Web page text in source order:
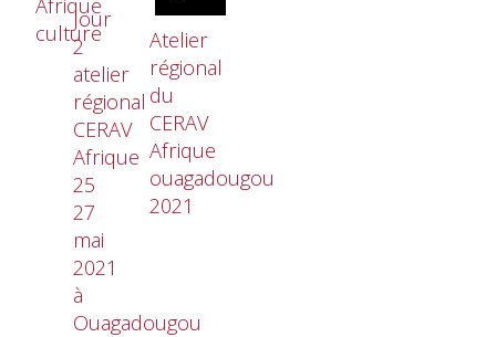
Afrique
culture
Jour
2
atelier
régional
CERAV
Afrique
25
27
mai
2021
à
Ouagadougou
Atelier
régional
du
CERAV
Afrique
ouagadougou
2021